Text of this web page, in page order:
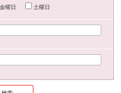
金曜日 土曜日